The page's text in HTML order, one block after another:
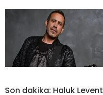
Son dakika: Haluk Levent